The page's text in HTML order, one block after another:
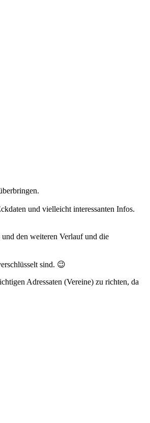
und vielleicht interessanten Infos.
und den weiteren Verlauf und die
sind. 😉
Adressaten (Vereine) zu richten, da